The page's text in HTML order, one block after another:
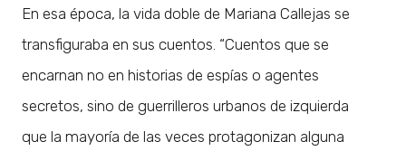
En esa época, la vida doble de Mariana Callejas se
transfiguraba en sus cuentos. “Cuentos que se
encarnan no en historias de espías o agentes
secretos, sino de guerrilleros urbanos de izquierda
que la mayoría de las veces protagonizan alguna